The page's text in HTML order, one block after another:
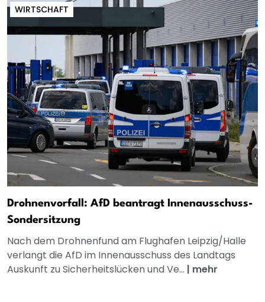
WIRTSCHAFT
Drohnenvorfall: AfD beantragt Innenausschuss-
Sondersitzung
Nach dem Drohnenfund am Flughafen Leipzig/Halle
verlangt die AfD im Innenausschuss des Landtags
Auskunft zu Sicherheitslücken und Ve... | mehr